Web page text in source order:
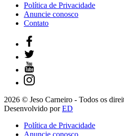
Política de Privacidade
Anuncie conosco
Contato
2026 © Jeso Carneiro - Todos os
Desenvolvido porED
Política de Privacidade
Anuncie conosco